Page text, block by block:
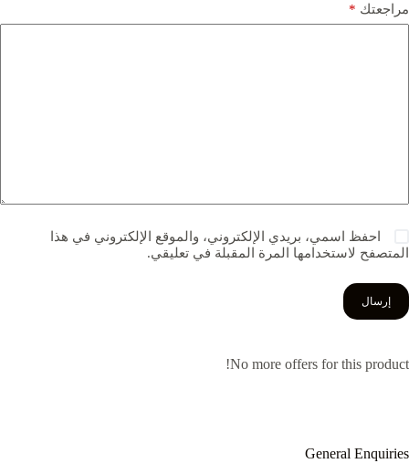
مراجعتك *
احفظ اسمي، بريدي الإلكتروني، والموقع الإلكتروني في هذا
المتصفح لاستخدامها المرة المقبلة في تعليقي.
إرسال
No more offers for this product!
General Enquiries